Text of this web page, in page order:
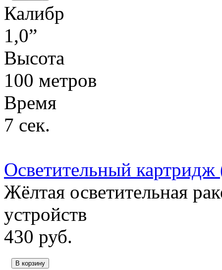
Калибр
1,0”
Высота
100 метров
Время
7 сек.
Осветительный картридж
Жёлтая осветительная
устройств
430 руб.
В корзину